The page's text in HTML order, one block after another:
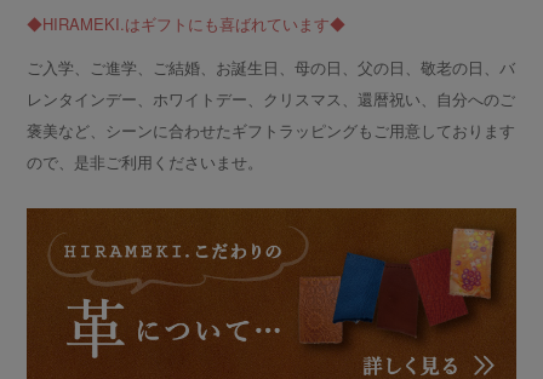
◆HIRAMEKI.はギフトにも喜ばれています◆
ご入学、ご進学、ご結婚、お誕生日、母の日、父の日、敬老の日、バ
レンタインデー、ホワイトデー、クリスマス、還暦祝い、自分へのご
褒美など、シーンに合わせたギフトラッピングもご用意しております
ので、是非ご利用くださいませ。